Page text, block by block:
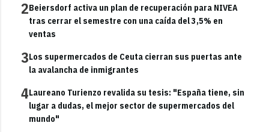
2Beiersdorf activa un plan de recuperación para NIVEA
tras cerrar el semestre con una caída del 3,5% en
ventas
3Los supermercados de Ceuta cierran sus puertas ante
la avalancha de inmigrantes
4Laureano Turienzo revalida su tesis: "España tiene, sin
lugar a dudas, el mejor sector de supermercados del
mundo"